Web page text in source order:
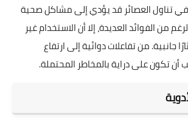
في تناول العصائر قد يؤدي إلى مشاكل صحية
من الفوائد العديدة، إلا أن الاستخدام غير
جانبية. من تفاعلات دوائية إلى ارتفاع
تكون على دراية بالمخاطر المحتملة.